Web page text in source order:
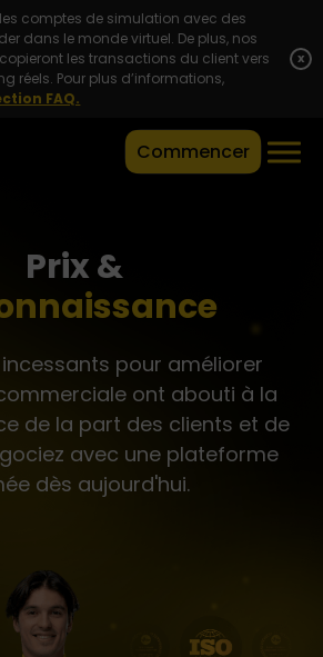
comptes de simulation avec des
dans le monde virtuel. De plus, nos
les transactions du client vers
réels. Pour plus d’informations,
FAQ.
x
Commencer
Prix &
pour améliorer
ont abouti à la
de la part des clients et de
avec une plateforme
dès aujourd'hui.